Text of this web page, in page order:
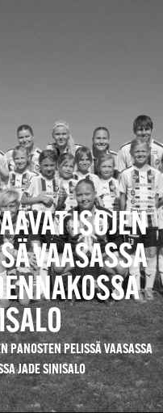
ISOJEN
VAASASSA
PANOSTEN PELISSÄ VAASASSA
JADE SINISALO